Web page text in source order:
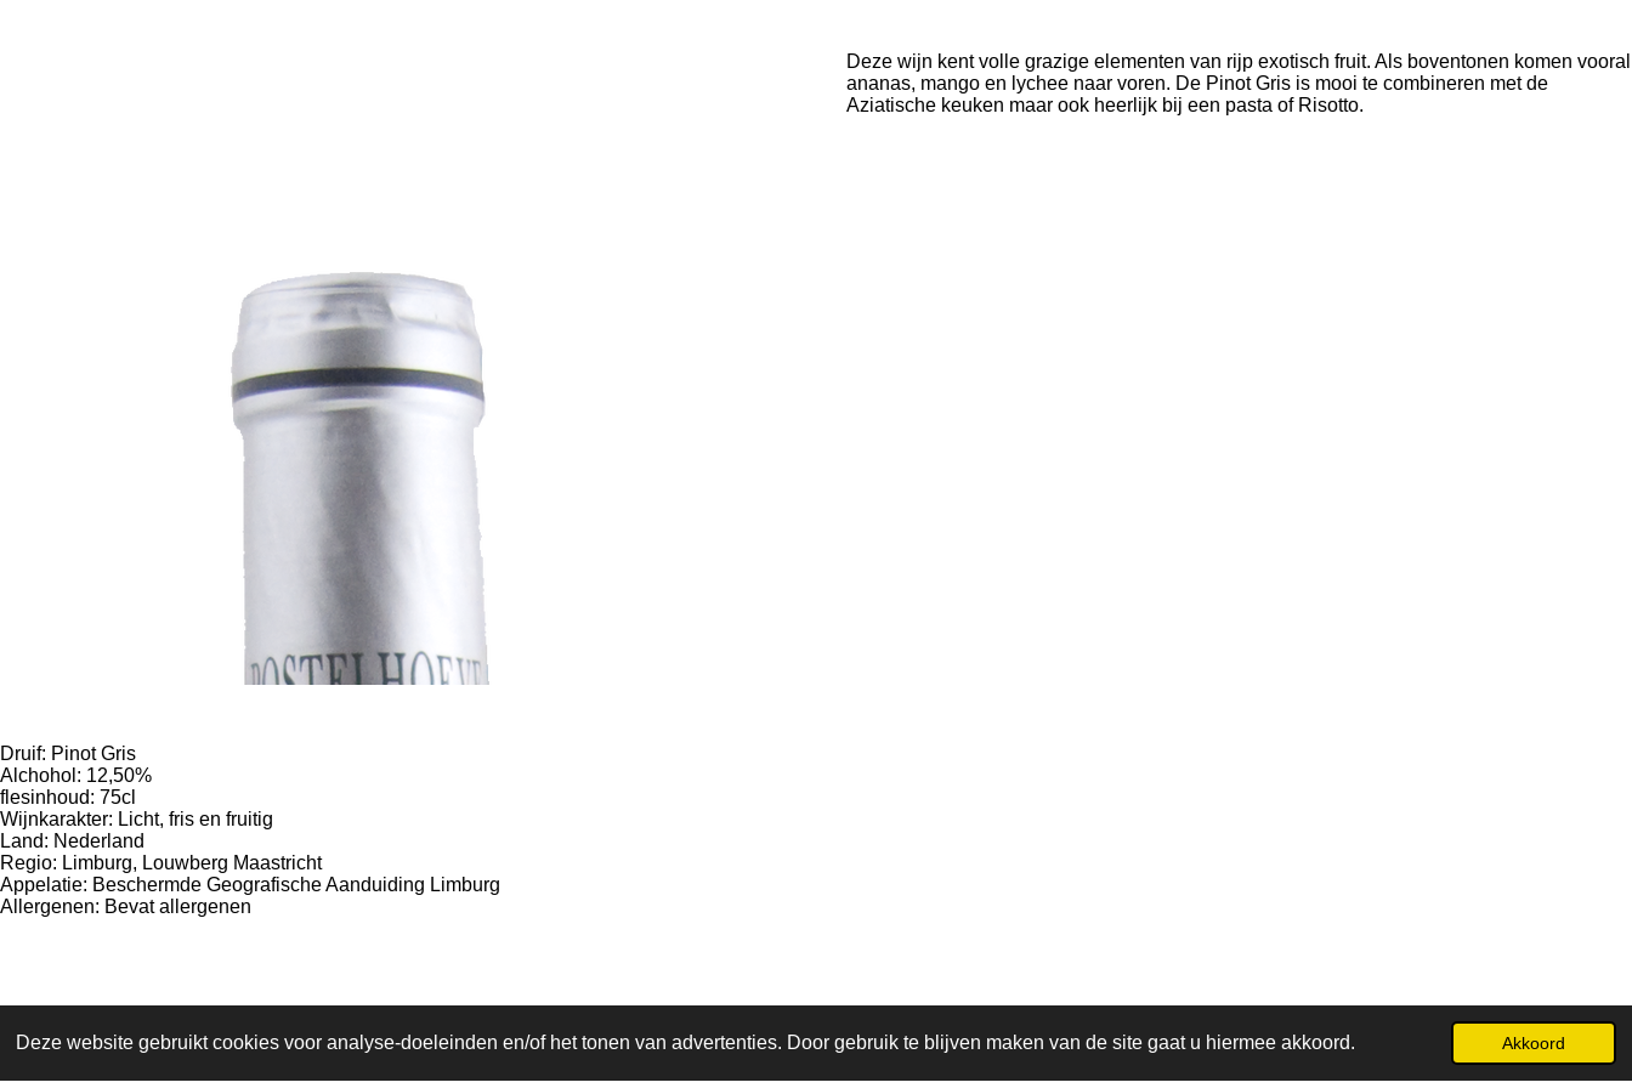
Deze website gebruikt cookies voor analyse-doeleinden en/of het tonen van advertenties. Door gebruik te blijven maken van de site gaat u hiermee akkoord. Akkoord
Deze wijn kent volle grazige elementen van rijp exotisch fruit. Als boventonen komen vooral
ananas, mango en lychee naar voren. De Pinot Gris is mooi te combineren met de
Aziatische keuken maar ook heerlijk bij een pasta of Risotto.
Druif: Pinot Gris
Alchohol: 12,50%
flesinhoud: 75cl
Wijnkarakter: Licht, fris en fruitig
Land: Nederland
Regio: Limburg, Louwberg Maastricht
Appelatie: Beschermde Geografische Aanduiding Limburg
Allergenen: Bevat allergenen
Maison du Vin | Geminiweg 9 | 5015 BP Tilburg | Tel.: 013 - 584 12 10 | Openingstijden: dinsdag t/m vrijdag 10:00 - 18:00 uur & zaterdag 10:00 - 17:00 uur
Gratis parkeren voor de deur
Powered byJouwWeb